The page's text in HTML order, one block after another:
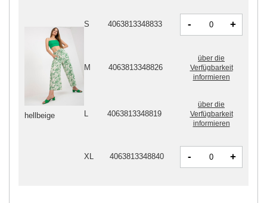
hellbeige
S 4063813348833 - +
M 4063813348826
über die
Verfügbarkeit
informieren
4063813348819
über die
Verfügbarkeit
informieren
XL 4063813348840 - +